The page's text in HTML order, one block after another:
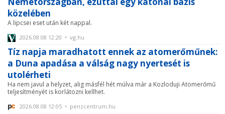
közelében
A lipcsei eset után két nappal.
2026.08.08 12:20 • vg.hu
Tíz napja maradhatott ennek az atomerőműnek:
a Duna apadása a válság nagy nyertesét is
utolérheti
Ha nem javul a helyzet, alig másfél hét múlva már a Kozloduji Atomerőmű
teljesítményét is korlátozni kellhet.
2026.08.08 12:05 • penzcentrum.hu